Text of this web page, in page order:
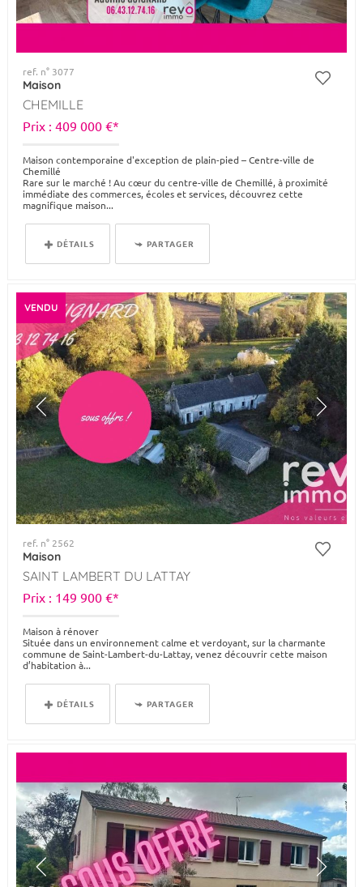
ref. n° 3077
Maison
CHEMILLE
Prix : 409 000 €*
Maison contemporaine d'exception de plain-pied – Centre-ville de
Chemillé
Rare sur le marché ! Au cœur du centre-ville de Chemillé, à proximité
immédiate des commerces, écoles et services, découvrez cette
magnifique maison...
DÉTAILS PARTAGER
VENDU
ref. n° 2562
Maison
SAINT LAMBERT DU LATTAY
Prix : 149 900 €*
Maison à rénover
Située dans un environnement calme et verdoyant, sur la charmante
commune de Saint-Lambert-du-Lattay, venez découvrir cette maison
d’habitation à...
DÉTAILS PARTAGER